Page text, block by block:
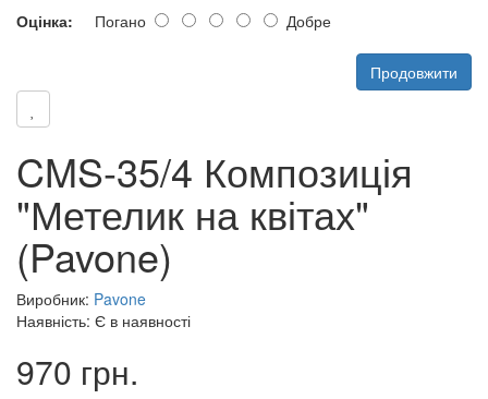
Оцінка: Погано Добре
Продовжити
CMS-35/4 Композиція
"Метелик на квітах"
(Pavone)
Виробник: Pavone
Наявність: Є в наявності
970 грн.